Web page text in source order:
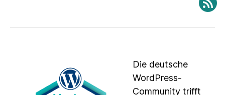
Die deutsche
WordPress-
Community trifft